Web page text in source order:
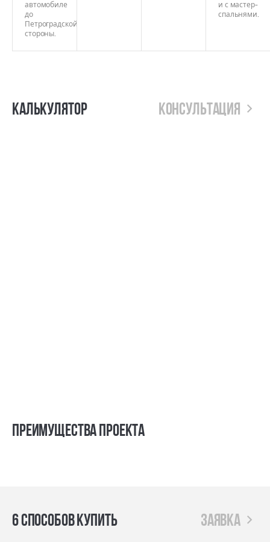
автомобиле
до
Петроградской
стороны.
и с мастер-
спальнями.
Калькулятор Консультация
Преимущества проекта
6 способов купить заявка